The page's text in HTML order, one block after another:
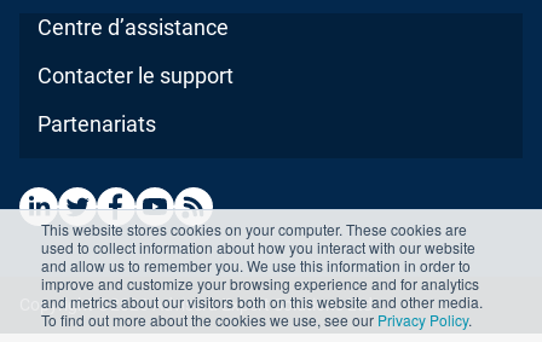
This website stores cookies on your computer. These cookies are
used to collect information about how you interact with our website
and allow us to remember you. We use this information in order to
improve and customize your browsing experience and for analytics
and metrics about our visitors both on this website and other media.
To find out more about the cookies we use, see our Privacy Policy.
Centre d’assistance
Contacter le support
Partenariats
Copyright ©2026 Advisera Expert Solutions Ltd